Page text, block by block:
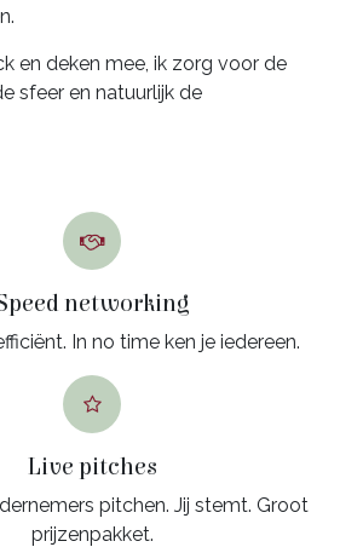
en deken mee, ik zorg voor de
sfeer en natuurlijk de
networking
In no time ken je iedereen.
Live pitches
pitchen. Jij stemt. Groot
prijzenpakket.